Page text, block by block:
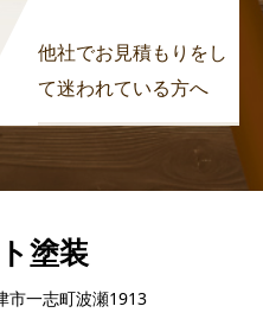
他社でお見積もりをし
て迷われている方へ
塗装
市一志町波瀬1913